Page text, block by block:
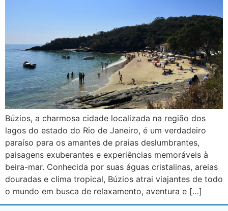
Búzios, a charmosa cidade localizada na região dos
lagos do estado do Rio de Janeiro, é um verdadeiro
paraíso para os amantes de praias deslumbrantes,
paisagens exuberantes e experiências memoráveis à
beira-mar. Conhecida por suas águas cristalinas, areias
douradas e clima tropical, Búzios atrai viajantes de todo
o mundo em busca de relaxamento, aventura e […]